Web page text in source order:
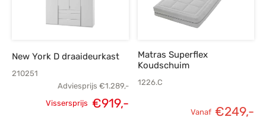
New York D draaideurkast
210251
Adviesprijs €1.289,-
Vissersprijs €919,-
Matras Superflex
Koudschuim
1226.C
Vanaf €249,-